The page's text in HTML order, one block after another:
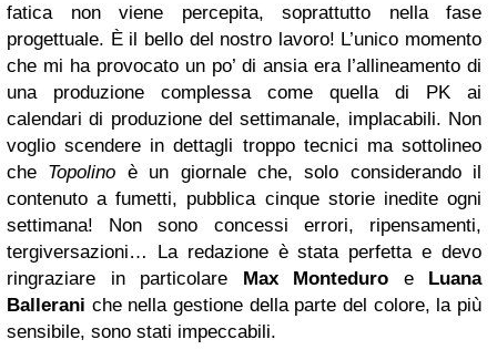
fatica non viene percepita, soprattutto nella fase
progettuale. È il bello del nostro lavoro! L’unico momento
che mi ha provocato un po’ di ansia era l’allineamento di
una produzione complessa come quella di PK ai
calendari di produzione del settimanale, implacabili. Non
voglio scendere in dettagli troppo tecnici ma sottolineo
che Topolino è un giornale che, solo considerando il
contenuto a fumetti, pubblica cinque storie inedite ogni
settimana! Non sono concessi errori, ripensamenti,
tergiversazioni… La redazione è stata perfetta e devo
ringraziare in particolare Max Monteduro e Luana
Ballerani che nella gestione della parte del colore, la più
sensibile, sono stati impeccabili.